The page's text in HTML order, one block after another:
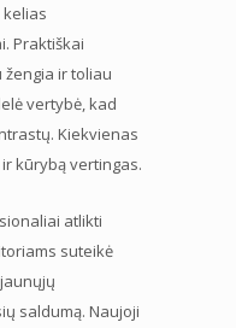
Praktiškai
ir toliau
vertybė, kad
Kiekvienas
kūrybą vertingas.
atlikti
suteikė
saldumą. Naujoji